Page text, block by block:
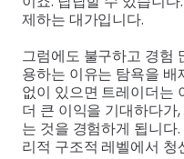
제하는 대가입니다.
그럼에도 불구하고 경험
용하는 이유는 탐욕을
없이 있으면 트레이더는
더 큰 이익을 기대하다가
는 것을 경험하게 됩니다
리적 구조적 레벨에서 청